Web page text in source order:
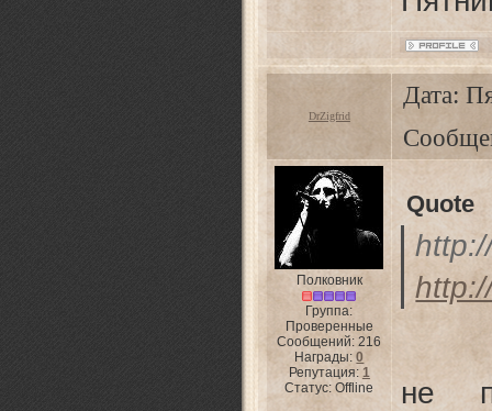
DrZigfrid
Дата:
Полковник
Группа:
Проверенные
Сообщений:216
Награды:0
Репутация: 1
Статус:Offline
Quote
не